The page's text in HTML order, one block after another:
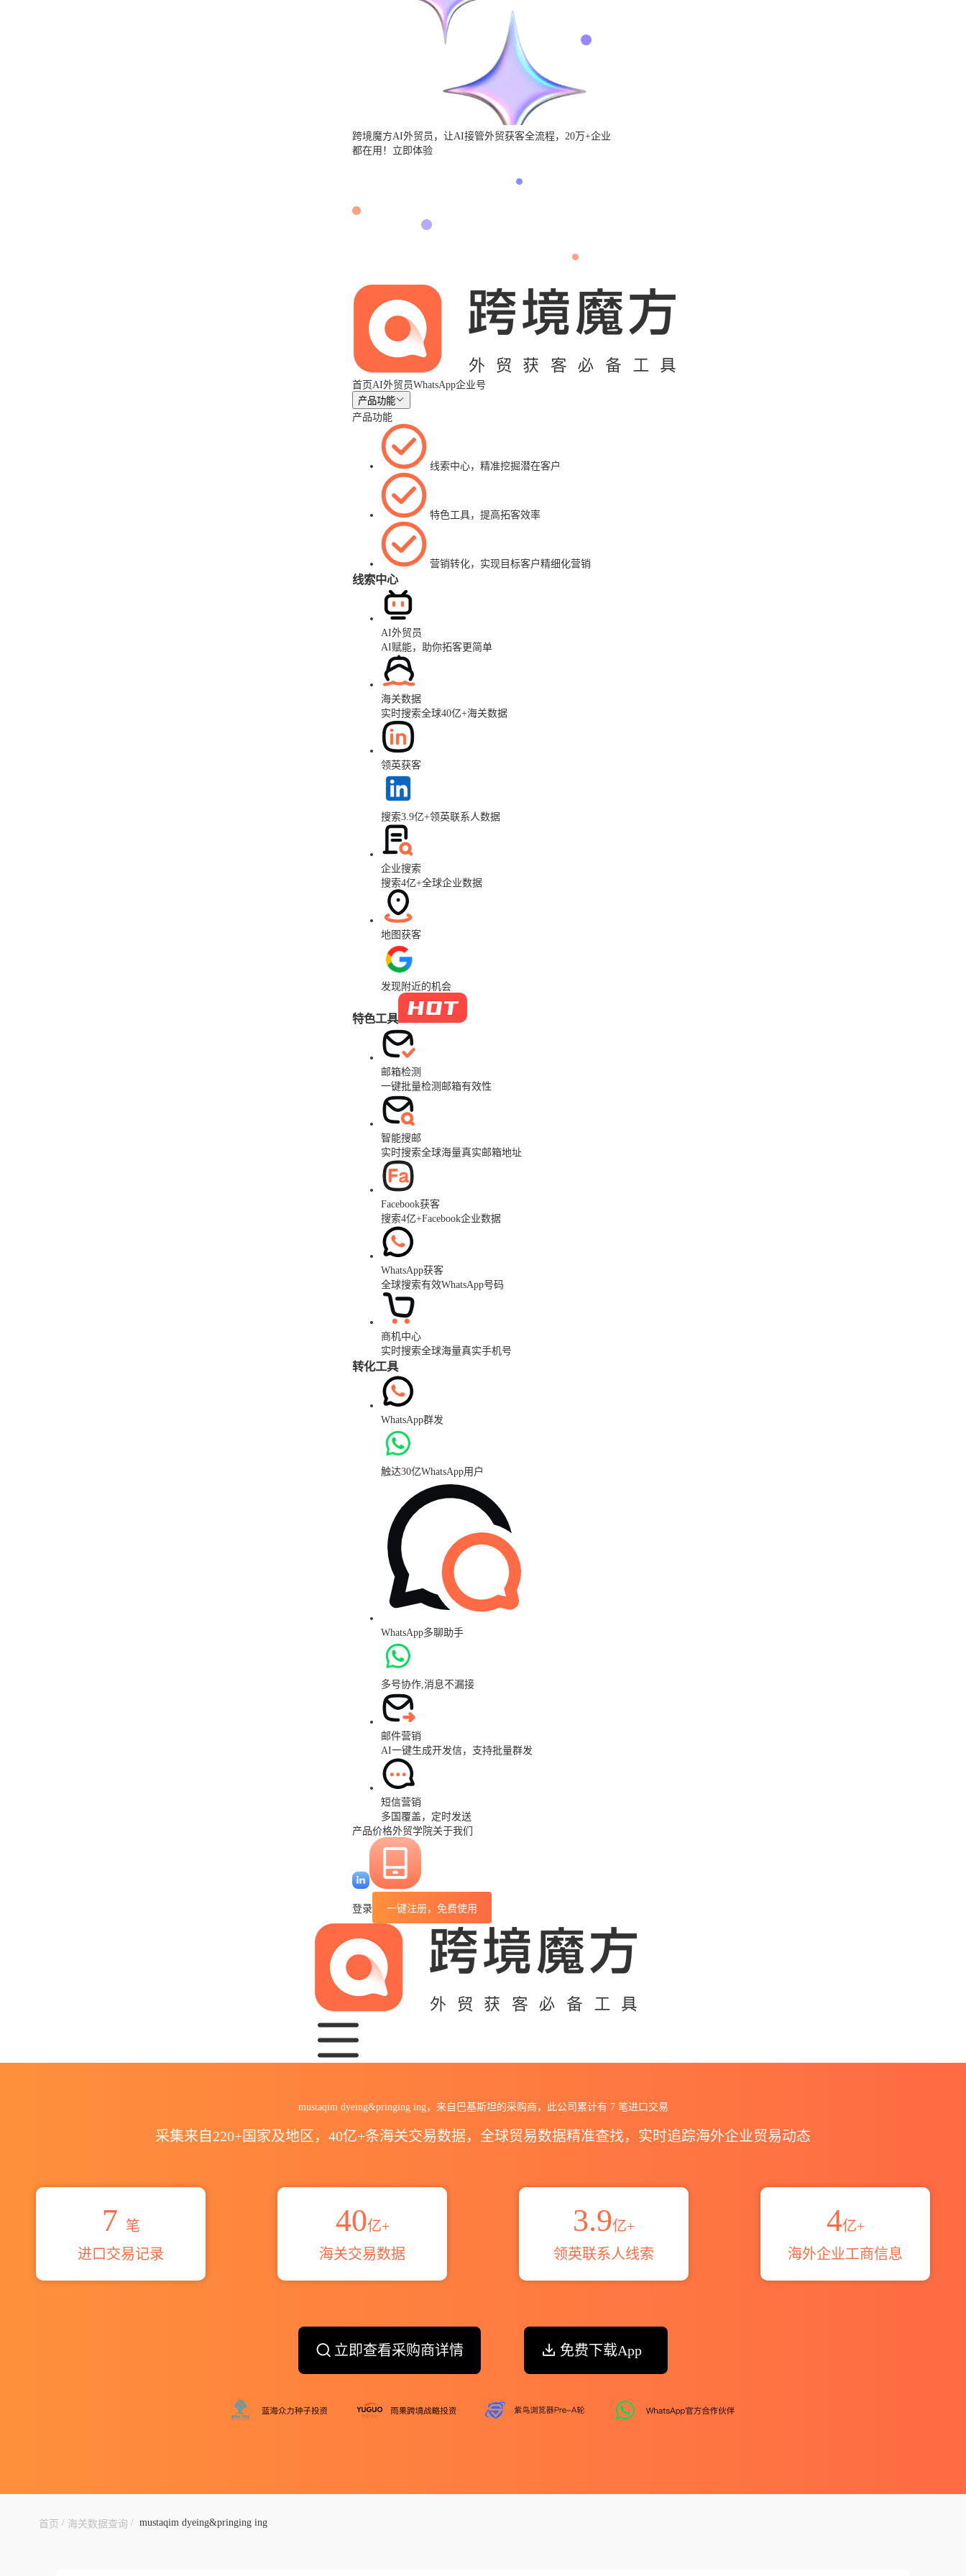
跨境魔方AI外贸员 ，让AI接管外贸获客全流程， 20万+企业
都在用！ 立即体验
首页AI外贸员WhatsApp企业号
产品功能
产品功能
线索中心，精准挖掘潜在客户
特色工具，提高拓客效率
营销转化，实现目标客户精细化营销
线索中心
AI外贸员
AI赋能，助你拓客更简单
海关数据
实时搜索全球40亿+海关数据
领英获客
搜索3.9亿+领英联系人数据
企业搜索
搜索4亿+全球企业数据
地图获客
发现附近的机会
特色工具
邮箱检测
一键批量检测邮箱有效性
智能搜邮
实时搜索全球海量真实邮箱地址
Facebook获客
搜索4亿+Facebook企业数据
WhatsApp获客
全球搜索有效WhatsApp号码
商机中心
实时搜索全球海量真实手机号
转化工具
WhatsApp群发
触达30亿WhatsApp用户
WhatsApp多聊助手
多号协作,消息不漏接
邮件营销
AI一键生成开发信，支持批量群发
短信营销
多国覆盖，定时发送
产品价格外贸学院关于我们
登录 一键注册，免费使用
mustaqim dyeing&pringing ing，来自巴基斯坦的采购商，此公司累计有 7笔进口交易
采集来自220+国家及地区，40亿+条海关交易数据，全球贸易数据精准查找，实时追踪海外企业贸易动态
7 笔
进口交易记录
40亿+
海关交易数据
3.9亿+
领英联系人线索
4亿+
海外企业工商信息
立即查看采购商详情 免费下载App
首页 / 海关数据查询 / mustaqim dyeing&pringing ing